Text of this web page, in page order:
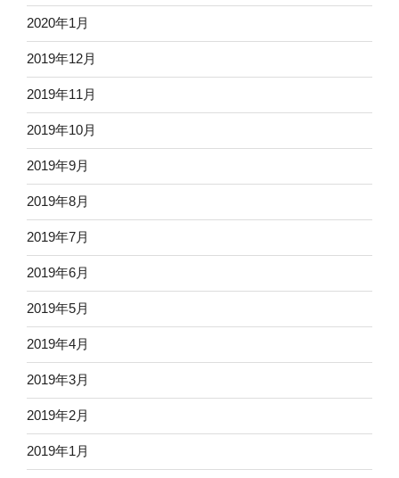
2020年1月
2019年12月
2019年11月
2019年10月
2019年9月
2019年8月
2019年7月
2019年6月
2019年5月
2019年4月
2019年3月
2019年2月
2019年1月